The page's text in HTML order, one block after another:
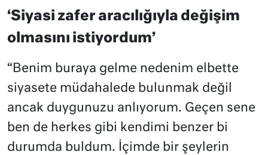
‘Siyasi zafer aracılığıyla değişim
olmasını istiyordum’
“Benim buraya gelme nedenim elbette
siyasete müdahalede bulunmak değil
ancak duygunuzu anlıyorum. Geçen sene
ben de herkes gibi kendimi benzer bi
durumda buldum. İçimde bir şeylerin